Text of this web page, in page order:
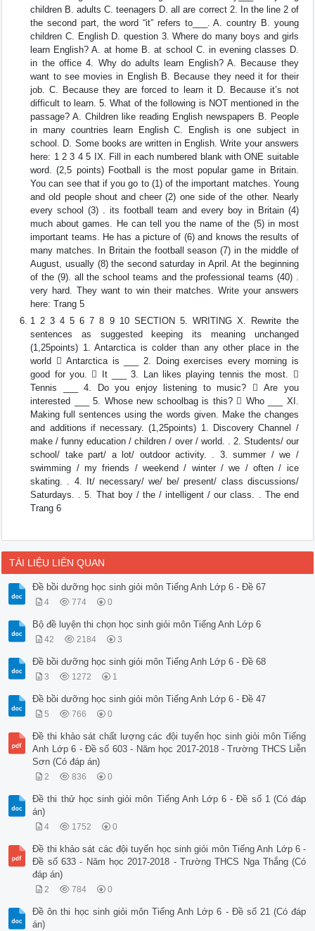
children B. adults C. teenagers D. all are correct 2. In the line 2 of
the second part, the word “it” refers to___. A. country B. young
children C. English D. question 3. Where do many boys and girls
learn English? A. at home B. at school C. in evening classes D.
in the office 4. Why do adults learn English? A. Because they
want to see movies in English B. Because they need it for their
job. C. Because they are forced to learn it D. Because it’s not
difficult to learn. 5. What of the following is NOT mentioned in the
passage? A. Children like reading English newspapers B. People
in many countries learn English C. English is one subject in
school. D. Some books are written in English. Write your answers
here: 1 2 3 4 5 IX. Fill in each numbered blank with ONE suitable
word. (2,5 points) Football is the most popular game in Britain.
You can see that if you go to (1) of the important matches. Young
and old people shout and cheer (2) one side of the other. Nearly
every school (3) . its football team and every boy in Britain (4)
much about games. He can tell you the name of the (5) in most
important teams. He has a picture of (6) and knows the results of
many matches. In Britain the football season (7) in the middle of
August, usually (8) the second saturday in April. At the beginning
of the (9). all the school teams and the professional teams (40) .
very hard. They want to win their matches. Write your answers
here: Trang 5
1 2 3 4 5 6 7 8 9 10 SECTION 5. WRITING X. Rewrite the
sentences as suggested keeping its meaning unchanged
(1,25points) 1. Antarctica is colder than any other place in the
world  Antarctica is ___ 2. Doing exercises every morning is
good for you.  It ___ 3. Lan likes playing tennis the most. 
Tennis ___ 4. Do you enjoy listening to music?  Are you
interested ___ 5. Whose new schoolbag is this?  Who ___ XI.
Making full sentences using the words given. Make the changes
and additions if necessary. (1,25points) 1. Discovery Channel /
make / funny education / children / over / world. . 2. Students/ our
school/ take part/ a lot/ outdoor activity. . 3. summer / we /
swimming / my friends / weekend / winter / we / often / ice
skating. . 4. It/ necessary/ we/ be/ present/ class discussions/
Saturdays. . 5. That boy / the / intelligent / our class. . The end
Trang 6
TÀI LIỆU LIÊN QUAN
Đề bồi dưỡng học sinh giỏi môn Tiếng Anh Lớp 6 - Đề 67
4 774 0
Bộ đề luyện thi chọn học sinh giỏi môn Tiếng Anh Lớp 6
42 2184 3
Đề bồi dưỡng học sinh giỏi môn Tiếng Anh Lớp 6 - Đề 68
3 1272 1
Đề bồi dưỡng học sinh giỏi môn Tiếng Anh Lớp 6 - Đề 47
5 766 0
Đề thi khảo sát chất lượng các đội tuyển học sinh giỏi môn Tiếng
Anh Lớp 6 - Đề số 603 - Năm học 2017-2018 - Trường THCS Liễn
Sơn (Có đáp án)
2 836 0
Đề thi thử học sinh giỏi môn Tiếng Anh Lớp 6 - Đề số 1 (Có đáp
án)
4 1752 0
Đề thi khảo sát các đội tuyển học sinh giỏi môn Tiếng Anh Lớp 6 -
Đề số 633 - Năm học 2017-2018 - Trường THCS Nga Thắng (Có
đáp án)
2 784 0
Đề ôn thi học sinh giỏi môn Tiếng Anh Lớp 6 - Đề số 21 (Có đáp
án)